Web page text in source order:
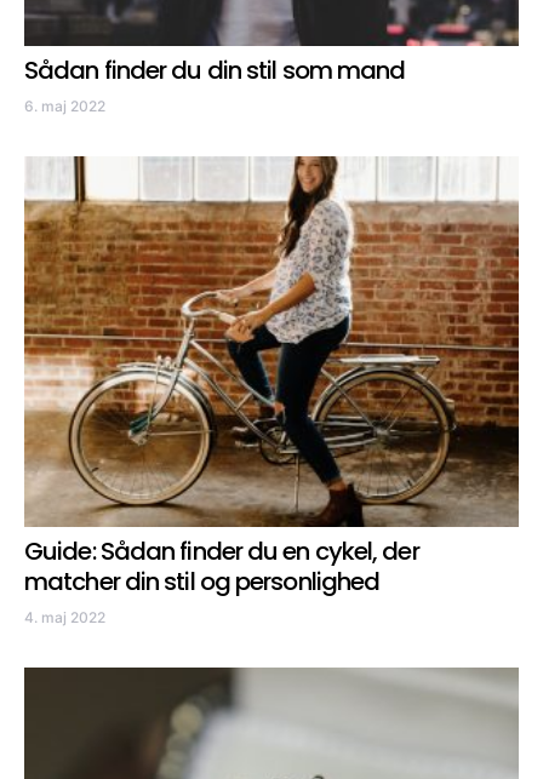
Sådan finder du din stil som mand
6. maj 2022
Guide: Sådan finder du en cykel, der
matcher din stil og personlighed
4. maj 2022